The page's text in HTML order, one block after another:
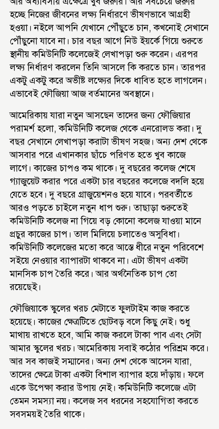
হচ্ছে নিজের জীবনের লক্ষ্য নির্ধারণে ভীষণভাবে আগ্রহী
হওয়া। নইলে আপনি যেখানে পৌঁছুতে চান, কখনোই সেখানে
পৌঁছুনো যাবে না। চার বছর আগে নিউ ইয়র্কে গিয়ে শুরুতে
স্থানীয় কমিউনিটি কলেজেই লেখাপড়া শুরু করেন। এরপর
লক্ষ্য নির্ধারণ করলেন তিনি আসলে কি করতে চান। তারপর
একটু একটু করে অভীষ্ট লক্ষ্যের দিকে ধাবিত হতে লাগলেন।
এভাবেই ফৌজিয়া আজ বর্তমানের অবস্থানে।
আমেরিকায় যারা নতুন আসছেন তাদের জন্য ফৌজিয়ার
পরামর্শ হলো, কমিউনিটি কলেজ থেকে এনরোলড করা। দু
বছর সেখানে লেখাপড়া করাটা ভীষণ সহজ। অন্য দেশ থেকে
আসবার পরে এখানকার ছাঁচে পরিণত হতে খুব কাজে
লাগে। কাজের চাপও কম থাকে। দু বছরের কলেজ শেষে
গ্যাজুয়েট করার পরে একটা চার বছরের কলেজে বদলি হয়ে
যেতে হবে। দু বছরে গ্রাজুয়েশনও হয়ে যাবে। পরবর্তীতে
আরও পড়তে চাইলে নতুন ধাপ শুরু। তাছাড়া শুরুতেই
কমিউনিটি কলেজ না গিয়ে বড় কোনো কলেজ যাওয়া মানে
প্রচুর কাজের চাপ। তাল মিলিয়ে চলাতেও অসুবিধা।
কমিউনিটি কলেজের মতো করে আস্তে ধীরে নতুন পরিবেশে
সইয়ে নেওয়ার ব্যাপারটা থাকবে না। এটা ভীষণ একটা
মানসিক চাপ তৈরি করে। আর অর্থনৈতিক চাপ তো
রয়েছেই।
ফৌজিয়াকে স্কুলের খরচ মেটাতে ফুলটাইম কাজ করতে
হয়েছে। কাজের ক্ষেত্রটিতে ছোটবড় বলে কিছু নেই। শুধু
মাথায় রাখতে হবে, আমি কাজ করলে টাকা পাব এবং সেটা
আমার স্কুলের খরচ। আমেরিকায় সবাই কঠোর পরিশ্রম করে।
আর সব কাজই সম্মানের। অন্য দেশ থেকে আসেন যারা,
তাদের ক্ষেত্রে টাকা একটা বিশাল ব্যাপার হয়ে দাঁড়ায়। ফলে
একে উপেক্ষা করার উপায় নেই। কমিউনিটি কলেজে এটা
তেমন সমস্যা নয়। কলেজ সব ধরনের সহযোগিতা করতে
সবসময়ই তৈরি থাকে।